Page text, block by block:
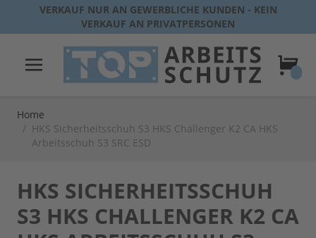
Direkt zum Inhalt
VERKAUF NUR AN GEWERBLICHE KUNDEN - KEIN
VERKAUF AN PRIVATPERSONEN
Home
/ HKS Sicherheitsschuh S3 HKS Challenger K2 CA HKS
Arbeitsschuh S3 SRC ESD
HKS SICHERHEITSSCHUH
S3 HKS CHALLENGER K2 CA